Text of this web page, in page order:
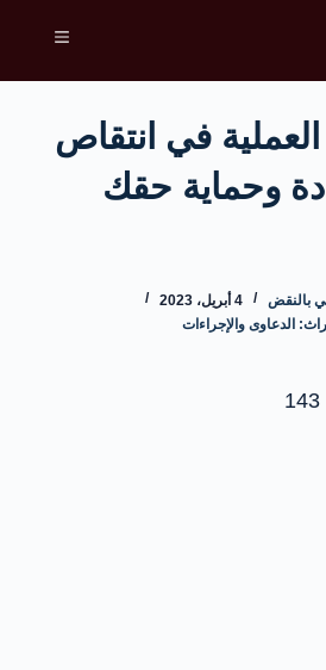
في انتقاص
وحماية حقك
بالنقض
4 أبريل، 2023
الدعاوى والإجراءات